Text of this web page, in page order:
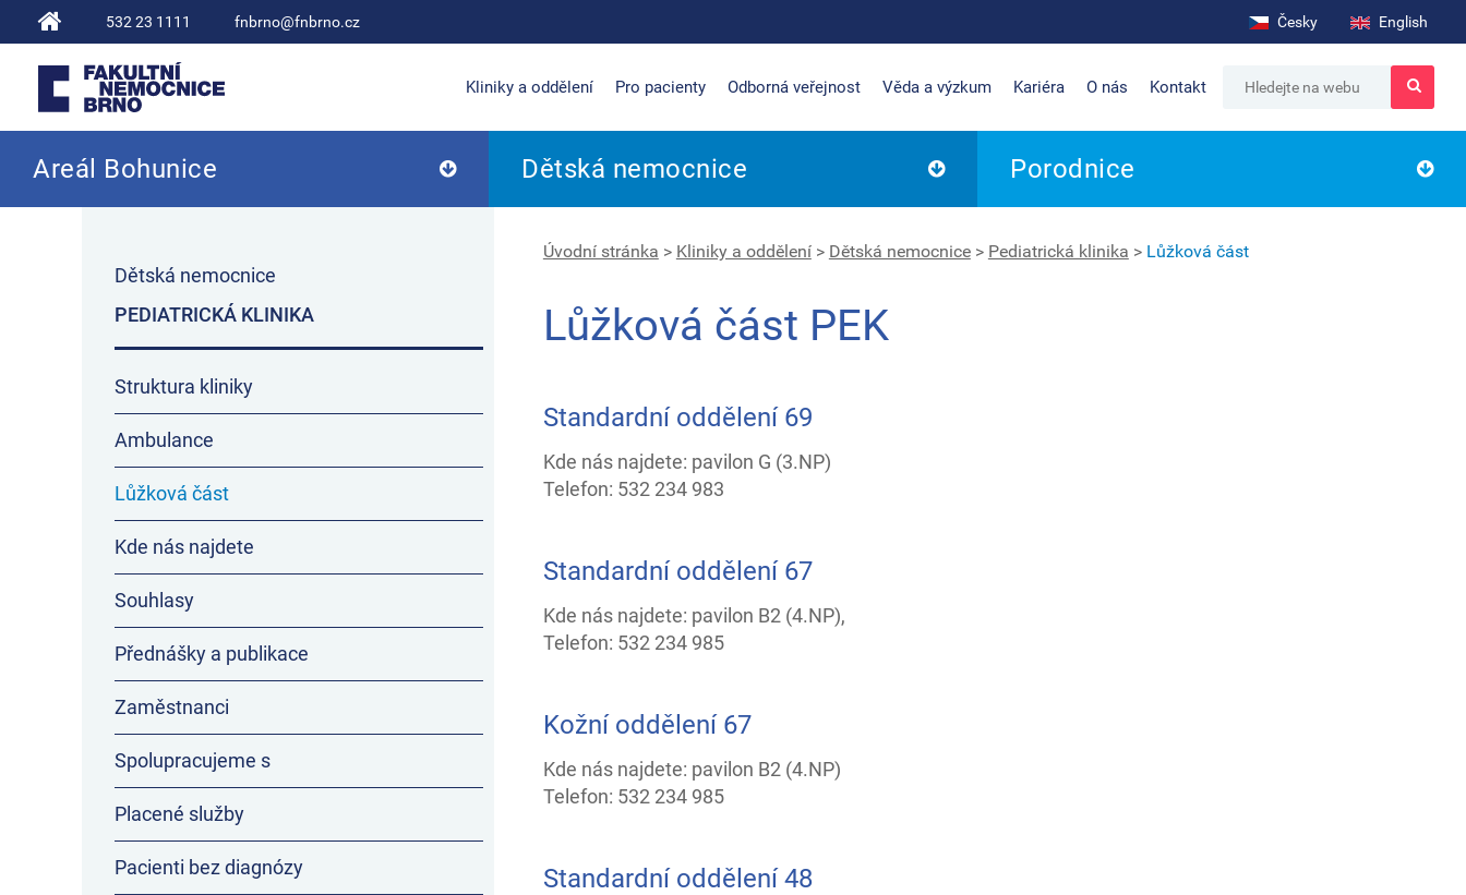
532 23 1111 fnbrno@fnbrno.cz Česky English
Fakultní nemocnice Brno
Kliniky a oddělení Pro pacienty Odborná veřejnost Věda a výzkum Kariéra O nás Kontakt
Areál Bohunice Dětská nemocnice Porodnice
Úvodní stránka > Kliniky a oddělení> Dětská nemocnice> Pediatrická klinika > Lůžková část
Lůžková část PEK
Standardní oddělení 69
Kde nás najdete: pavilon G (3.NP)
Telefon: 532 234 983
Standardní oddělení 67
Kde nás najdete: pavilon B2 (4.NP),
Telefon: 532 234 985
Kožní oddělení 67
Kde nás najdete: pavilon B2 (4.NP)
Telefon: 532 234 985
Standardní oddělení 48
Dětská nemocnice
PEDIATRICKÁ KLINIKA
Struktura kliniky
Ambulance
Lůžková část
Kde nás najdete
Souhlasy
Přednášky a publikace
Zaměstnanci
Spolupracujeme s
Placené služby
Pacienti bez diagnózy